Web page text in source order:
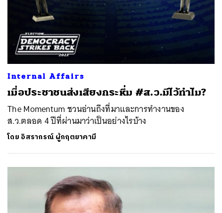
Internal Affairs
เมื่อประชาชนส่งเสียงกระหึ่ม #ส.ว.มีไว้ทำไม?
The Momentum ชวนอ่านถึงที่มาและการทำงานของ
ส.ว.ตลอด 4 ปีที่ผ่านมาว่าเป็นอย่างไรบ้าง
โดย อิสรากรณ์ ผู้กฤตยาคามี